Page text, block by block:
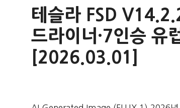
테슬라 FSD
드라이너·7인승 유
[2026.03.01]